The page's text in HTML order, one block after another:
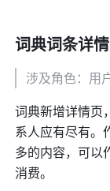
词典词条详
涉及角色：用
词典新增详情页
系人应有尽有。
多的内容，可以
消费。